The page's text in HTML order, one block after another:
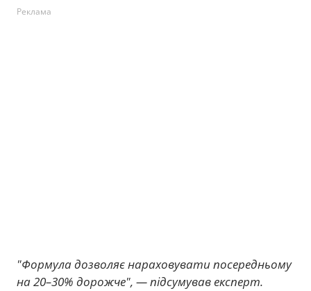
Реклама
"Формула дозволяє нараховувати посередньому
на 20–30% дорожче", — підсумував експерт.